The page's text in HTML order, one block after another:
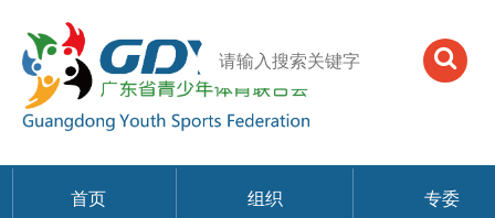
首页 组织 专委